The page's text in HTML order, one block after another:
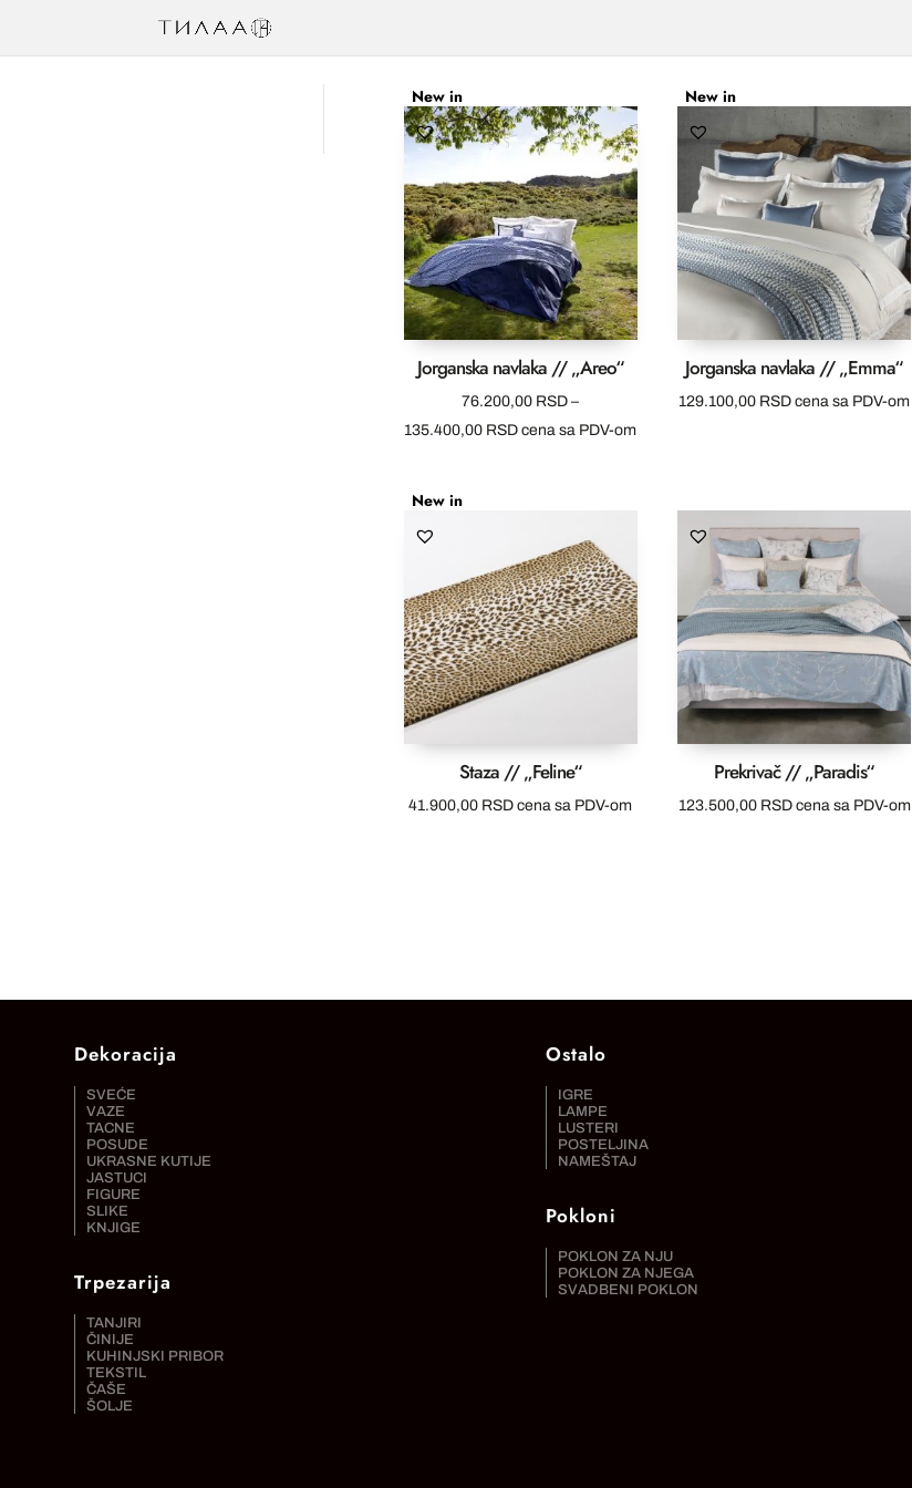
New in
Jorganska navlaka // „Areo“
76.200,00 RSD –
135.400,00 RSDRaspon
135.400,00 RSD
cena sa PDV-om
New in
Jorganska navlaka // „Emma“
129.100,00 RSD cena sa PDV-om
New in
Staza // „Feline“
41.900,00 RSD cena sa PDV-om
Prekrivač // „Paradis“
123.500,00 RSD cena sa PDV-om
Dekoracija
SVEĆE
VAZE
TACNE
POSUDE
UKRASNE KUTIJE
JASTUCI
FIGURE
SLIKE
KNJIGE
Trpezarija
TANJIRI
ČINIJE
KUHINJSKI PRIBOR
TEKSTIL
ČAŠE
ŠOLJE
Ostalo
IGRE
LAMPE
LUSTERI
POSTELJINA
NAMEŠTAJ
Pokloni
POKLON ZA NJU
POKLON ZA NJEGA
SVADBENI POKLON